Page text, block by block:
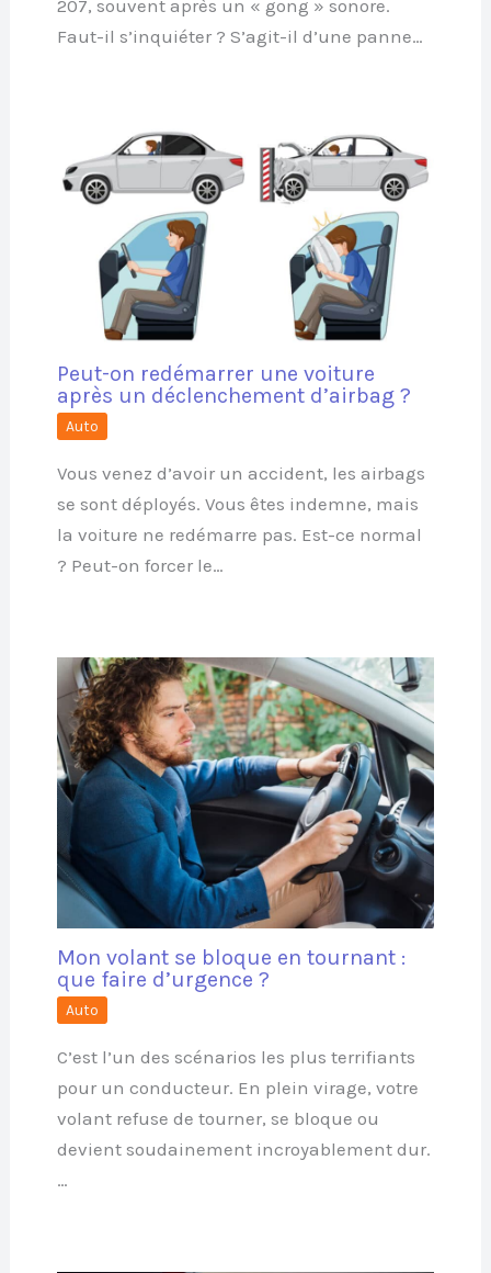
207, souvent après un « gong » sonore.
Faut-il s’inquiéter ? S’agit-il d’une panne…
Peut-on redémarrer une voiture
après un déclenchement d’airbag ?
Auto
Vous venez d’avoir un accident, les airbags
se sont déployés. Vous êtes indemne, mais
la voiture ne redémarre pas. Est-ce normal
? Peut-on forcer le…
Mon volant se bloque en tournant :
que faire d’urgence ?
Auto
C’est l’un des scénarios les plus terrifiants
pour un conducteur. En plein virage, votre
volant refuse de tourner, se bloque ou
devient soudainement incroyablement dur.
…